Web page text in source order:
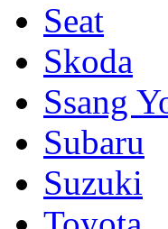
Seat
Skoda
Ssang
Subaru
Suzuki